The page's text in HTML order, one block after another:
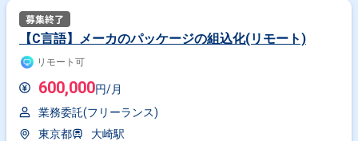
【C言語】メーカのパッケージの組込化(リモート)
リモート可
600,000円/月
業務委託(フリーランス)
東京都
大崎駅